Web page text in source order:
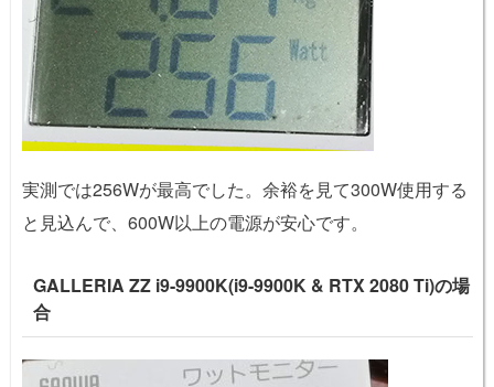
実測では256Wが最高でした。余裕を見て300W使用する
と見込んで、600W以上の電源が安心です。
GALLERIA ZZ i9-9900K(i9-9900K & RTX 2080 Ti)の場
合